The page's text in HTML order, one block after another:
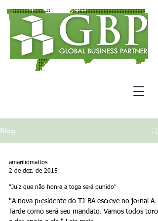
Blog
amariliomattos
2 de dez. de 2015
"Juiz que não honra a toga será punido"
"A nova presidente do TJ-BA escreve no jornal A
Tarde como será seu mandato. Vamos todos